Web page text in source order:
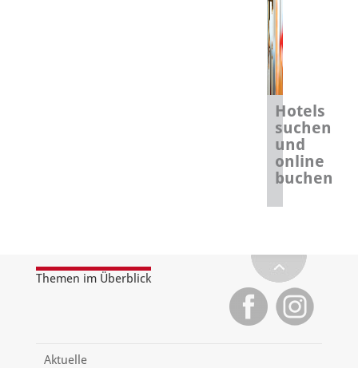
Hotels
suchen
und
online
buchen
Themen im Überblick
Aktuelle